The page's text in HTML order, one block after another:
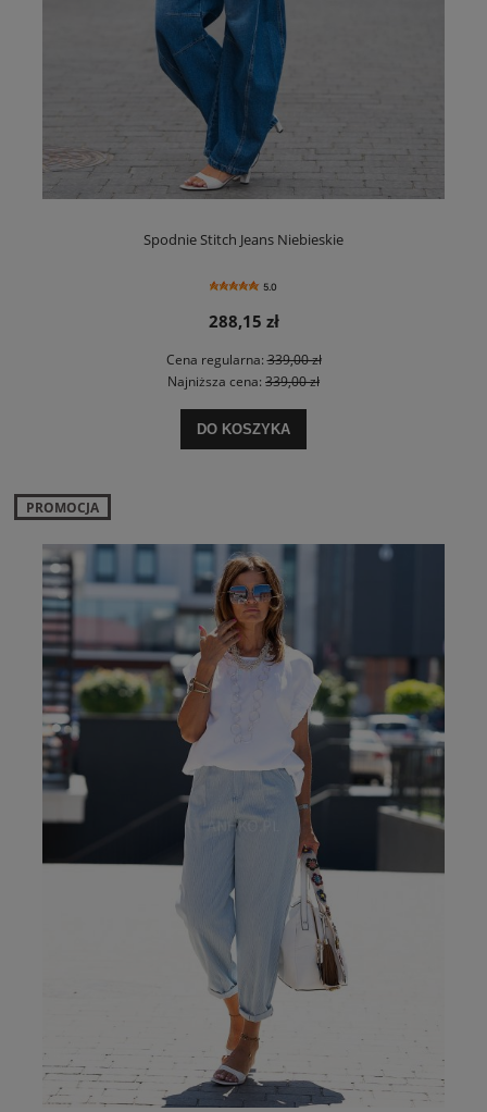
Spodnie Stitch Jeans Niebieskie
5.0
288,15 zł
Cena regularna:339,00 zł
Najniższa cena: 339,00 zł
DO KOSZYKA
PROMOCJA